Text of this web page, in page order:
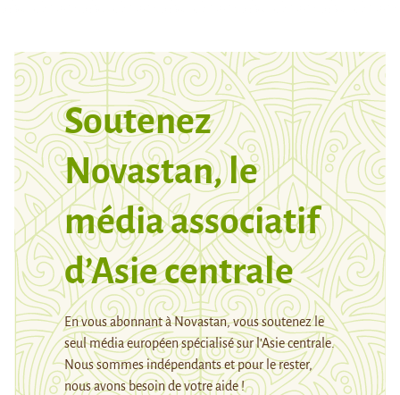
Soutenez
Novastan, le
média associatif
d’Asie centrale
En vous abonnant à Novastan, vous soutenez le
seul média européen spécialisé sur l’Asie centrale.
Nous sommes indépendants et pour le rester,
nous avons besoin de votre aide !